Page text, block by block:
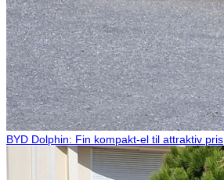
BYD Dolphin: Fin kompakt-el til attraktiv pris